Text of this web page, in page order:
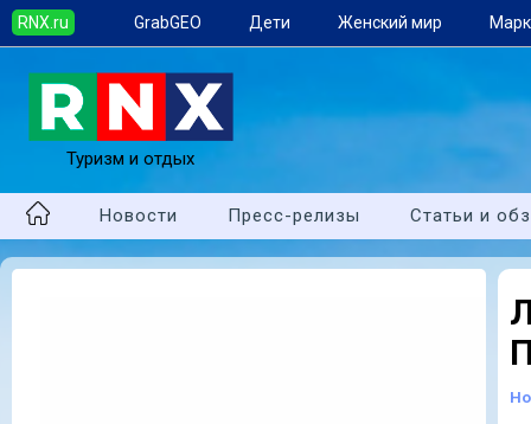
RNX.ru GrabGEO Дети Женский мир
Туризм и отдых
Новости Пресс-релизы Статьи и